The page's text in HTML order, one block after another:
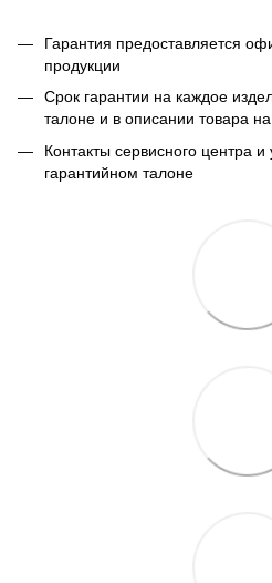
Гарантия предоставляется
продукции
Срок гарантии на каждое
талоне и в описании товара
Контакты сервисного центра
гарантийном талоне